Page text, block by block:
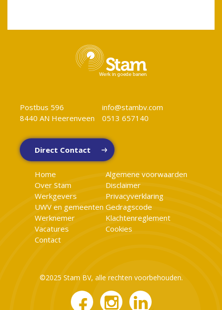
Postbus 596
8440 AN Heerenveen
info@stambv.com
0513 657140
Direct Contact
Home
Over Stam
Werkgevers
UWV en gemeenten
Werknemer
Vacatures
Contact
Algemene voorwaarden
Disclaimer
Privacyverklaring
Gedragscode
Klachtenreglement
Cookies
©2025 Stam BV, alle rechten voorbehouden.